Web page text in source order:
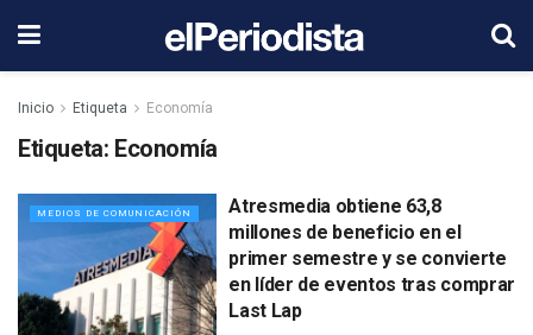
Inicio Etiqueta Economía
Etiqueta: Economía
MEDIOS DE COMUNICACIÓN
Atresmedia obtiene 63,8
millones de beneficio en el
primer semestre y se convierte
en líder de eventos tras comprar
Last Lap